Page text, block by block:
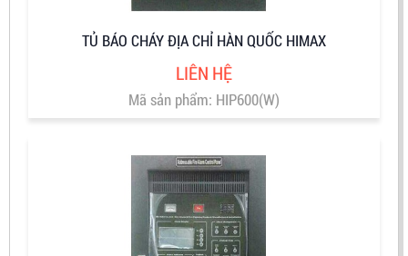
TỦ BÁO CHÁY ĐỊA CHỈ HÀN QUỐC HIMAX
LIÊN HỆ
Mã sản phẩm: HIP600(W)